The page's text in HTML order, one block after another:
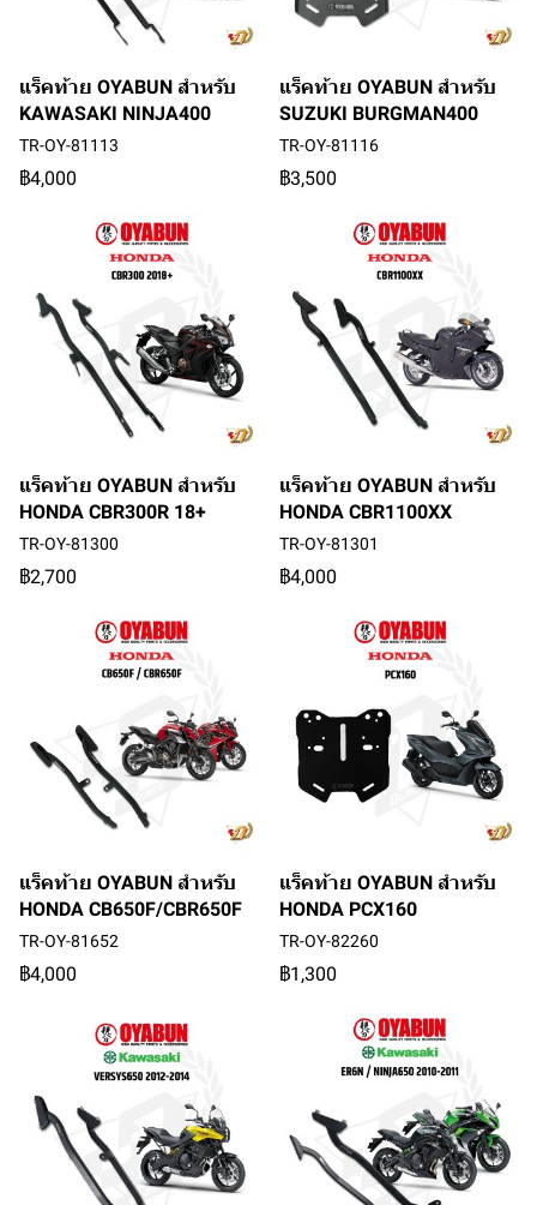
แร็คท้าย OYABUN สำหรับ
KAWASAKI NINJA400
TR-OY-81113
฿4,000
แร็คท้าย OYABUN สำหรับ
SUZUKI BURGMAN400
TR-OY-81116
฿3,500
แร็คท้าย OYABUN สำหรับ
HONDA CBR300R 18+
TR-OY-81300
฿2,700
แร็คท้าย OYABUN สำหรับ
HONDA CBR1100XX
TR-OY-81301
฿4,000
แร็คท้าย OYABUN สำหรับ
HONDA CB650F/CBR650F
TR-OY-81652
฿4,000
แร็คท้าย OYABUN สำหรับ
HONDA PCX160
TR-OY-82260
฿1,300